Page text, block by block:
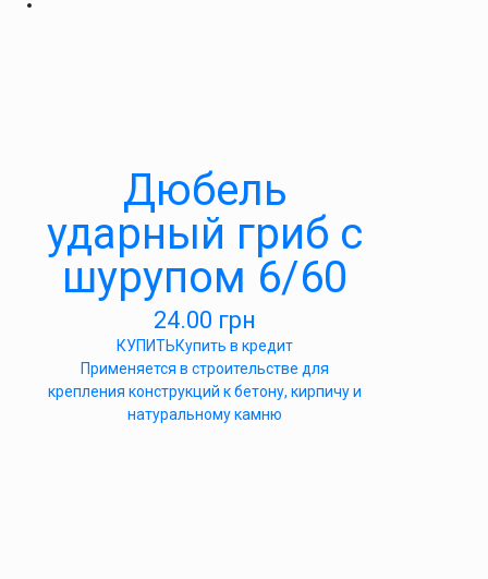
Дюбель
ударный гриб с
шурупом 6/60
24.00 грн
КУПИТЬКупить в кредит
Применяется в строительстве для
крепления конструкций к бетону, кирпичу и
натуральному камню